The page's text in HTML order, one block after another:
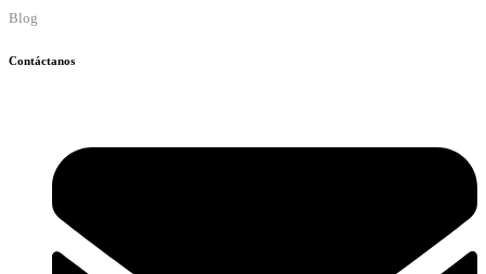
Blog
Contáctanos